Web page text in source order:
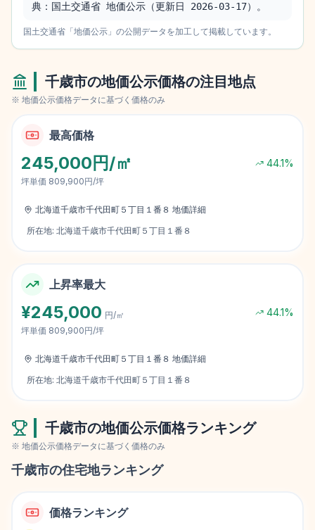
典：国土交通省 地価公示（更新日 2026-03-17）。
国土交通省「地価公示」の公開データを加工して掲載しています。
千歳市の地価公示価格の注目地点
※ 地価公示価格データに基づく価格のみ
最高価格
245,000円/㎡ 44.1%
坪単価 809,900円/坪
北海道千歳市千代田町５丁目１番８ 地価詳細
所在地: 北海道千歳市千代田町５丁目１番８
上昇率最大
¥245,000 円/㎡ 44.1%
坪単価 809,900円/坪
北海道千歳市千代田町５丁目１番８ 地価詳細
所在地: 北海道千歳市千代田町５丁目１番８
千歳市の地価公示価格ランキング
※ 地価公示価格データに基づく価格のみ
千歳市の住宅地ランキング
価格ランキング